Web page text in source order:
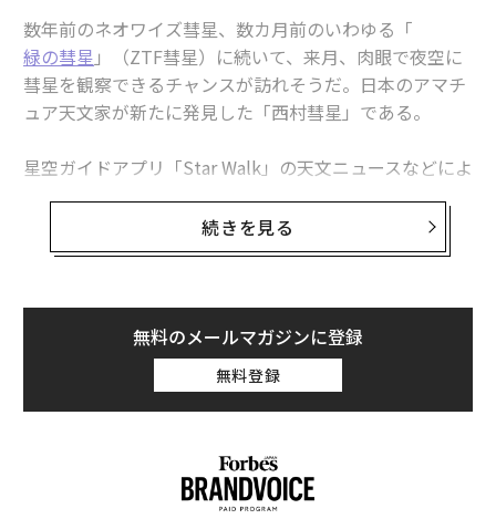
1 2 3
編集＝安井克至
2026年9月号発売中
最新号の購入はこちらから
太陽活動「極大期」は最も遠い海王星にも影響か、雲量との相関性
数年前のネオワイズ彗星、数カ月前のいわゆる「
緑の彗星 」（ZTF彗星）に続いて、来月、肉眼で夜空に
彗星を観察できるチャンスが訪れそうだ。日本のアマチ
ュア天文家が新たに発見した「西村彗星」である。
星空ガイドアプリ「Star Walk」の天文ニュースなどによ
ると、正式名を「C/2023 P1 (Nishimura)」というこの
彗星は、西村栄男（ひでお）さんが8月13日（日本時
間）に太陽のすぐ近くで発見した（編集注：西村さんが
星センターが確認している。
いつ、どこに見られる？
西村彗星は現在は大型の望遠鏡でなければ見えない明る
える明るさになると予測されている。宇宙や地球に関す
る情報サイト「EarthSky」によると、三日月や金星の近
くに見られそうだという。
続きを見る
無料のメールマガジンに登録
無料登録